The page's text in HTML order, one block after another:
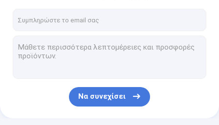
Να συνεχίσει